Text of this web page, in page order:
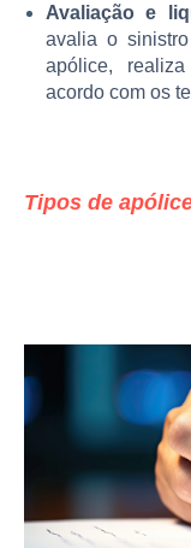
Avaliação e
avalia o
apólice,
acordo com os
Tipos de